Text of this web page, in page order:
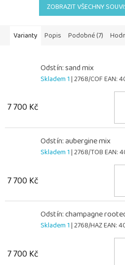
ZOBRAZIT VŠECHNY
Varianty Popis Podobné (7)
Odstín: sand mix
Skladem 1| 2768/COFEAN:
7 700 Kč
Odstín: aubergine mix
Skladem 1| 2768/TOBEAN:
7 700 Kč
Odstín: champagne
Skladem 1| 2768/HAZEAN:
7 700 Kč